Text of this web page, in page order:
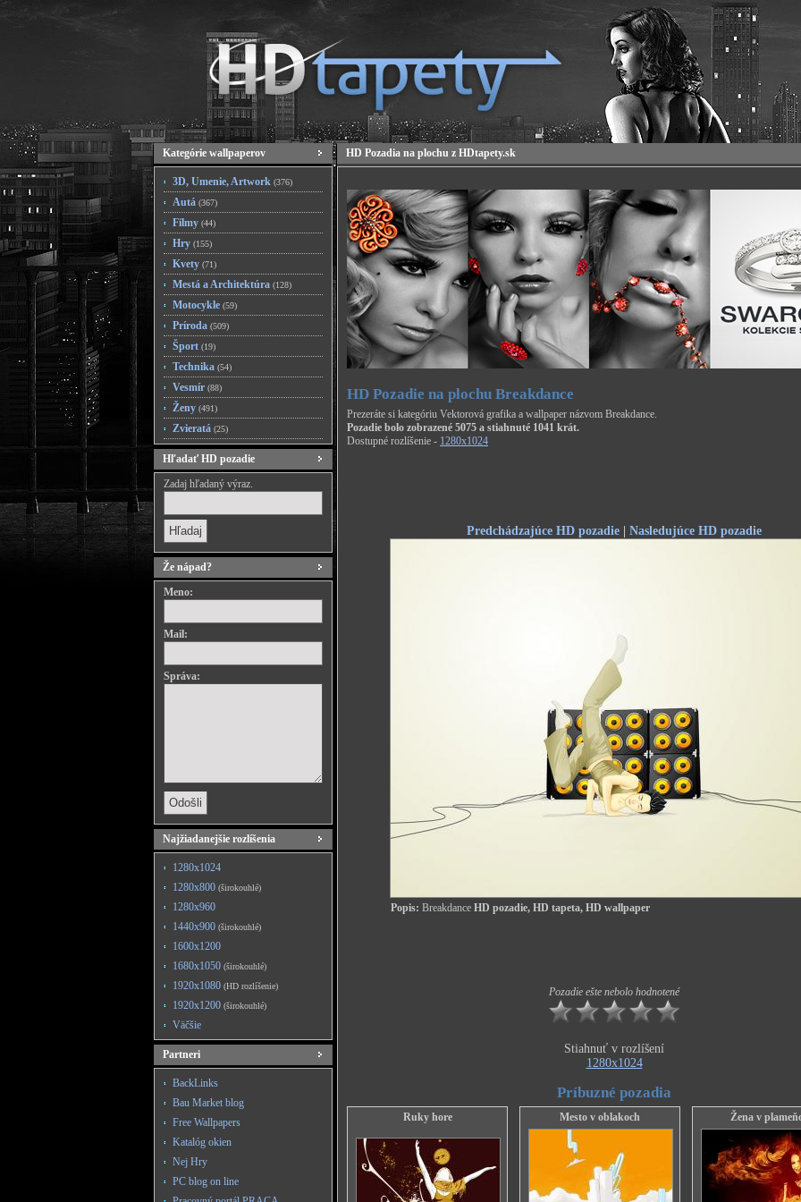
Kategórie wallpaperov
3D, Umenie, Artwork (376)
Autá (367)
Filmy (44)
Hry (155)
Kvety (71)
Mestá a Architektúra (128)
Motocykle (59)
Príroda (509)
Šport (19)
Technika (54)
Vesmír (88)
Ženy (491)
Zvieratá (25)
Hľadať HD pozadie
Zadaj hľadaný výraz.
Že nápad?
Meno:
Mail:
Správa:
Najžiadanejšie rozlíšenia
1280x1024
1280x800 (širokouhlé)
1280x960
1440x900 (širokouhlé)
1600x1200
1680x1050 (širokouhlé)
1920x1080 (HD rozlíšenie)
1920x1200 (širokouhlé)
Väčšie
Partneri
BackLinks
Bau Market blog
Free Wallpapers
Katalóg okien
Nej Hry
PC blog on line
HD Pozadia na plochu z HDtapety.sk
HD Pozadie na plochu Breakdance
Prezeráte si kategóriu Vektorová grafika a wallpaper názvom Breakdance.
Pozadie bolo zobrazené 5075 a stiahnuté 1041 krát.
Dostupné rozlíšenie - 1280x1024
Predchádzajúce HD pozadie | Nasledujúce HD pozadie
Popis: Breakdance HD pozadie, HD tapeta, HD wallpaper
Pozadie ešte nebolo hodnotené
Stiahnuť v rozlíšení
1280x1024
Príbuzné pozadia
Ruky hore Mesto v oblakoch Žena v